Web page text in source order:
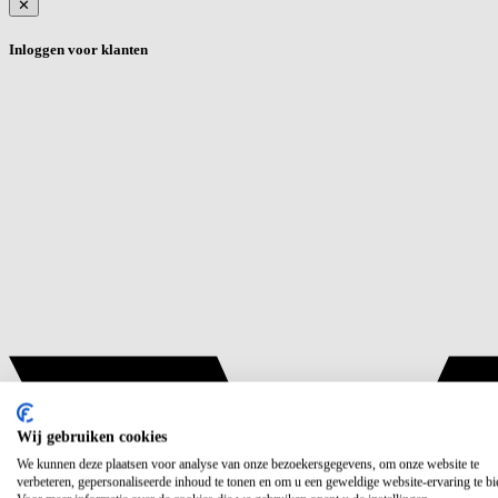
✕
Inloggen voor klanten
Wij gebruiken cookies
We kunnen deze plaatsen voor analyse van onze bezoekersgegevens, om onze website te
verbeteren, gepersonaliseerde inhoud te tonen en om u een geweldige website-ervaring te